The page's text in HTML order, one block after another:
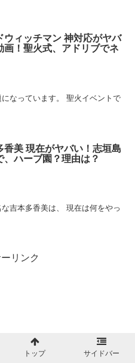
ウィッチマン 神対応がヤバ
画！聖火式、アドリブでネ
なっています。 聖火イベントで
香美 現在がヤバい！志垣島
、ハーブ園？理由は？
吉本多香美は、 現在は何をやっ
リンク
トップ サイドバー